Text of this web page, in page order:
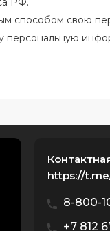
способом свою
персональную
https://
8-800-
+7 812